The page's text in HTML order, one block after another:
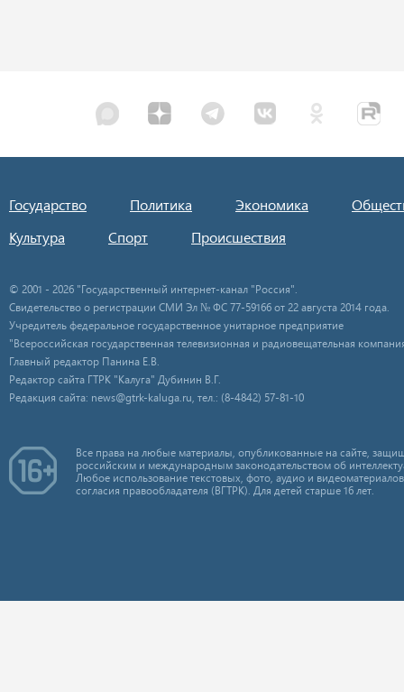
Государство Политика Экономика
Культура
Спорт Происшествия
© 2001 - 2026 "Государственный интернет-канал "Россия".
Свидетельство о регистрации СМИ Эл № ФС 77-59166 от 22 августа 2014 года.
Учредитель федеральное государственное унитарное предприятие
"Всероссийская государственная телевизионная и радиовещательная
Главный редактор Панина Е.В.
Редактор сайта ГТРК "Калуга" Дубинин В.Г.
Редакция сайта: news@gtrk-kaluga.ru, тел.: (8-4842) 57-81-10
Все права на любые материалы, опубликованные на сайте,
российским и международным законодательством об
Любое использование текстовых, фото, аудио и
согласия правообладателя (ВГТРК). Для детей старше 16 лет.